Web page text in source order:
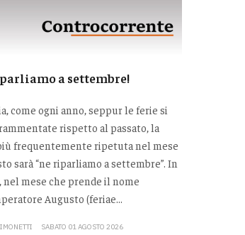
a settembre!
come ogni anno, seppur le ferie si
rispetto al passato, la
frequentemente ripetuta nel mese
sarà “ne riparliamo a settembre”. In
mese che prende il nome
Augusto (feriae...
SABATO 01 AGOSTO 2026